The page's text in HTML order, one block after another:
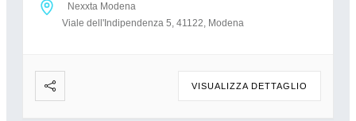
Nexxta Modena
Viale dell'Indipendenza 5, 41122, Modena
VISUALIZZA DETTAGLIO